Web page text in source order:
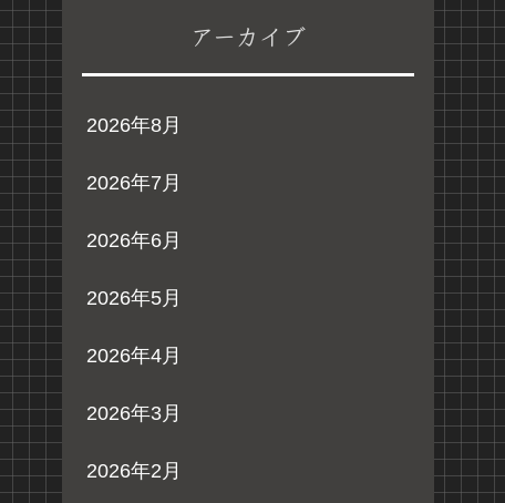
アーカイブ
2026年8月
2026年7月
2026年6月
2026年5月
2026年4月
2026年3月
2026年2月